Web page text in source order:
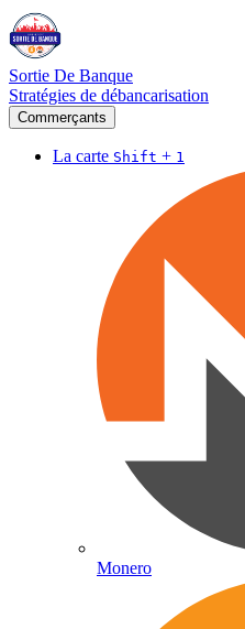
Sortie De Banque
Stratégies de débancarisation
Commerçants
La carte Shift + 1
Monero